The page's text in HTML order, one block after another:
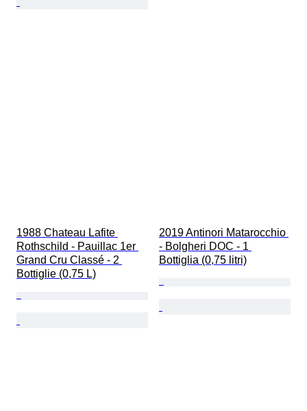
1988 Chateau Lafite
Rothschild - Pauillac 1er
Grand Cru Classé - 2
Bottiglie (0,75 L)
2019 Antinori Matarocchio
- Bolgheri DOC - 1
Bottiglia (0,75 litri)